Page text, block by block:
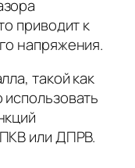
приводит к
напряжения.
такой как
или ДПРВ.